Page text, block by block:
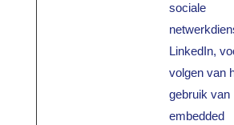
sociale
LinkedIn,
volgen van
gebruik van
embedded